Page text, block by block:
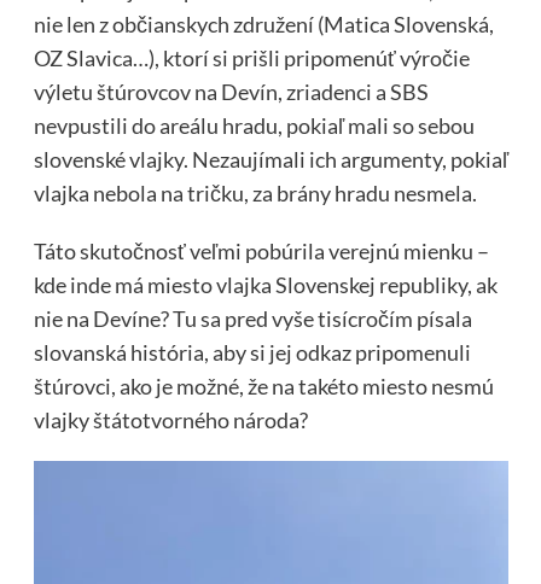
nie len z občianskych združení (Matica Slovenská,
OZ Slavica…), ktorí si prišli pripomenúť výročie
výletu štúrovcov na Devín, zriadenci a SBS
nevpustili do areálu hradu, pokiaľ mali so sebou
slovenské vlajky. Nezaujímali ich argumenty, pokiaľ
vlajka nebola na tričku, za brány hradu nesmela.
Táto skutočnosť veľmi pobúrila verejnú mienku –
kde inde má miesto vlajka Slovenskej republiky, ak
nie na Devíne? Tu sa pred vyše tisícročím písala
slovanská história, aby si jej odkaz pripomenuli
štúrovci, ako je možné, že na takéto miesto nesmú
vlajky štátotvorného národa?